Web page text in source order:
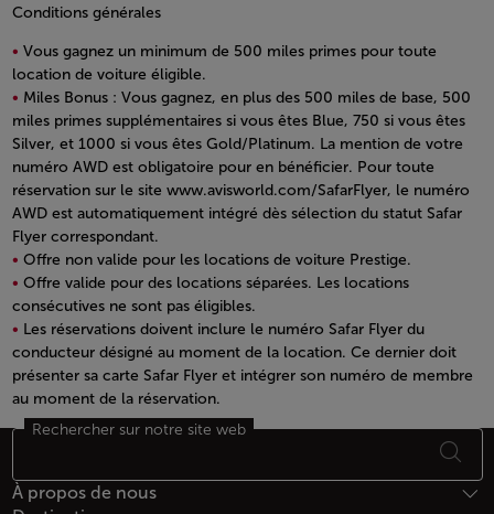
Open in a new window
Conditions générales
Vous gagnez un minimum de 500 miles primes pour toute
location de voiture éligible.
Miles Bonus : Vous gagnez, en plus des 500 miles de base, 500
miles primes supplémentaires si vous êtes Blue, 750 si vous êtes
Silver, et 1000 si vous êtes Gold/Platinum. La mention de votre
numéro AWD est obligatoire pour en bénéficier. Pour toute
réservation sur le site www.avisworld.com/SafarFlyer, le numéro
AWD est automatiquement intégré dès sélection du statut Safar
Flyer correspondant.
Offre non valide pour les locations de voiture Prestige.
Offre valide pour des locations séparées. Les locations
consécutives ne sont pas éligibles.
Les réservations doivent inclure le numéro Safar Flyer du
conducteur désigné au moment de la location. Ce dernier doit
présenter sa carte Safar Flyer et intégrer son numéro de membre
au moment de la réservation.
Open in a new window
Bas de page Plan du site
Rechercher sur notre site web
À propos de nous